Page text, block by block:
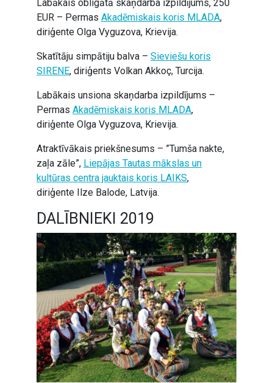
Labākais obligātā skaņdarba izpildījums, 250
EUR – Permas Akadēmiskais koris MLADA,
diriģente Olga Vyguzova, Krievija.
Skatītāju simpātiju balva – Sieviešu koris
SIRENE, diriģents Volkan Akkoç, Turcija.
Labākais unsiona skaņdarba izpildījums –
Permas Akadēmiskais koris MLADA,
diriģente Olga Vyguzova, Krievija.
Atraktīvākais priekšnesums – ”Tumša nakte,
zaļa zāle”, Liepājas Tautas mākslas un
kultūras centra jauktais koris LAIKS,
diriģente Ilze Balode, Latvija.
DALĪBNIEKI 2019